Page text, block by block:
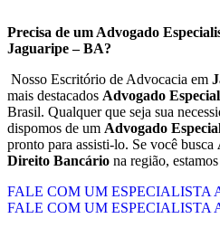
Precisa de um Advogado
Jaguaripe – BA?
Nosso Escritório de Advocacia em
mais destacados Advogado
Brasil. Qualquer que seja sua
dispomos de um Advogado
pronto para assisti-lo. Se você busca
Direito Bancário na região,
FALE COM UM ESPECIALISTA
FALE COM UM ESPECIALISTA